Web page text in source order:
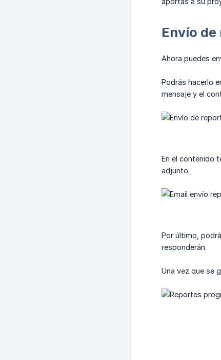
Envío
Ahora puedes
Podrás hacerlo
mensaje y el
En el contenido
adjunto.
Por último,
responderán.
Una vez que se